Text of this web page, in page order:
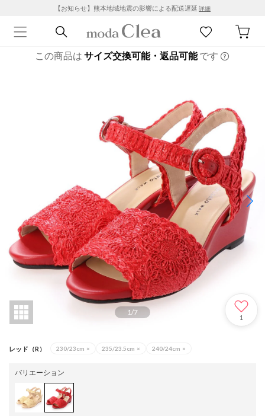
【お知らせ】熊本地域地震の影響による配送遅延 詳細
この商品は サイズ交換可能・返品可能です
1/7
1
レッド（R） 230/23cm × 235/23.5cm × 240/24cm ×
バリエーション